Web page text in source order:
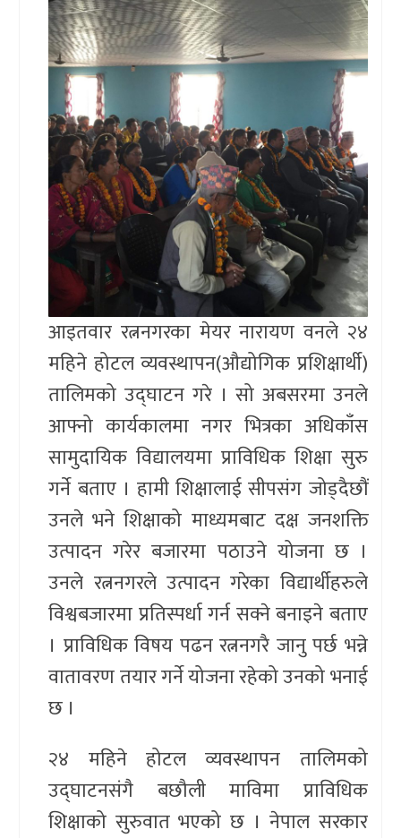
आइतवार रत्ननगरका मेयर नारायण वनले २४
महिने होटल व्यवस्थापन(औद्योगिक प्रशिक्षार्थी)
तालिमको उद्घाटन गरे । सो अबसरमा उनले
आफ्नो कार्यकालमा नगर भित्रका अधिकाँस
सामुदायिक विद्यालयमा प्राविधिक शिक्षा सुरु
गर्ने बताए । हामी शिक्षालाई सीपसंग जोड्दैछौं
उनले भने शिक्षाको माध्यमबाट दक्ष जनशक्ति
उत्पादन गरेर बजारमा पठाउने योजना छ ।
उनले रत्ननगरले उत्पादन गरेका विद्यार्थीहरुले
विश्वबजारमा प्रतिस्पर्धा गर्न सक्ने बनाइने बताए
। प्राविधिक विषय पढन रत्ननगरै जानु पर्छ भन्ने
वातावरण तयार गर्ने योजना रहेको उनको भनाई
छ ।
२४ महिने होटल व्यवस्थापन तालिमको
उद्घाटनसंगै बछौली माविमा प्राविधिक
शिक्षाको सुरुवात भएको छ । नेपाल सरकार